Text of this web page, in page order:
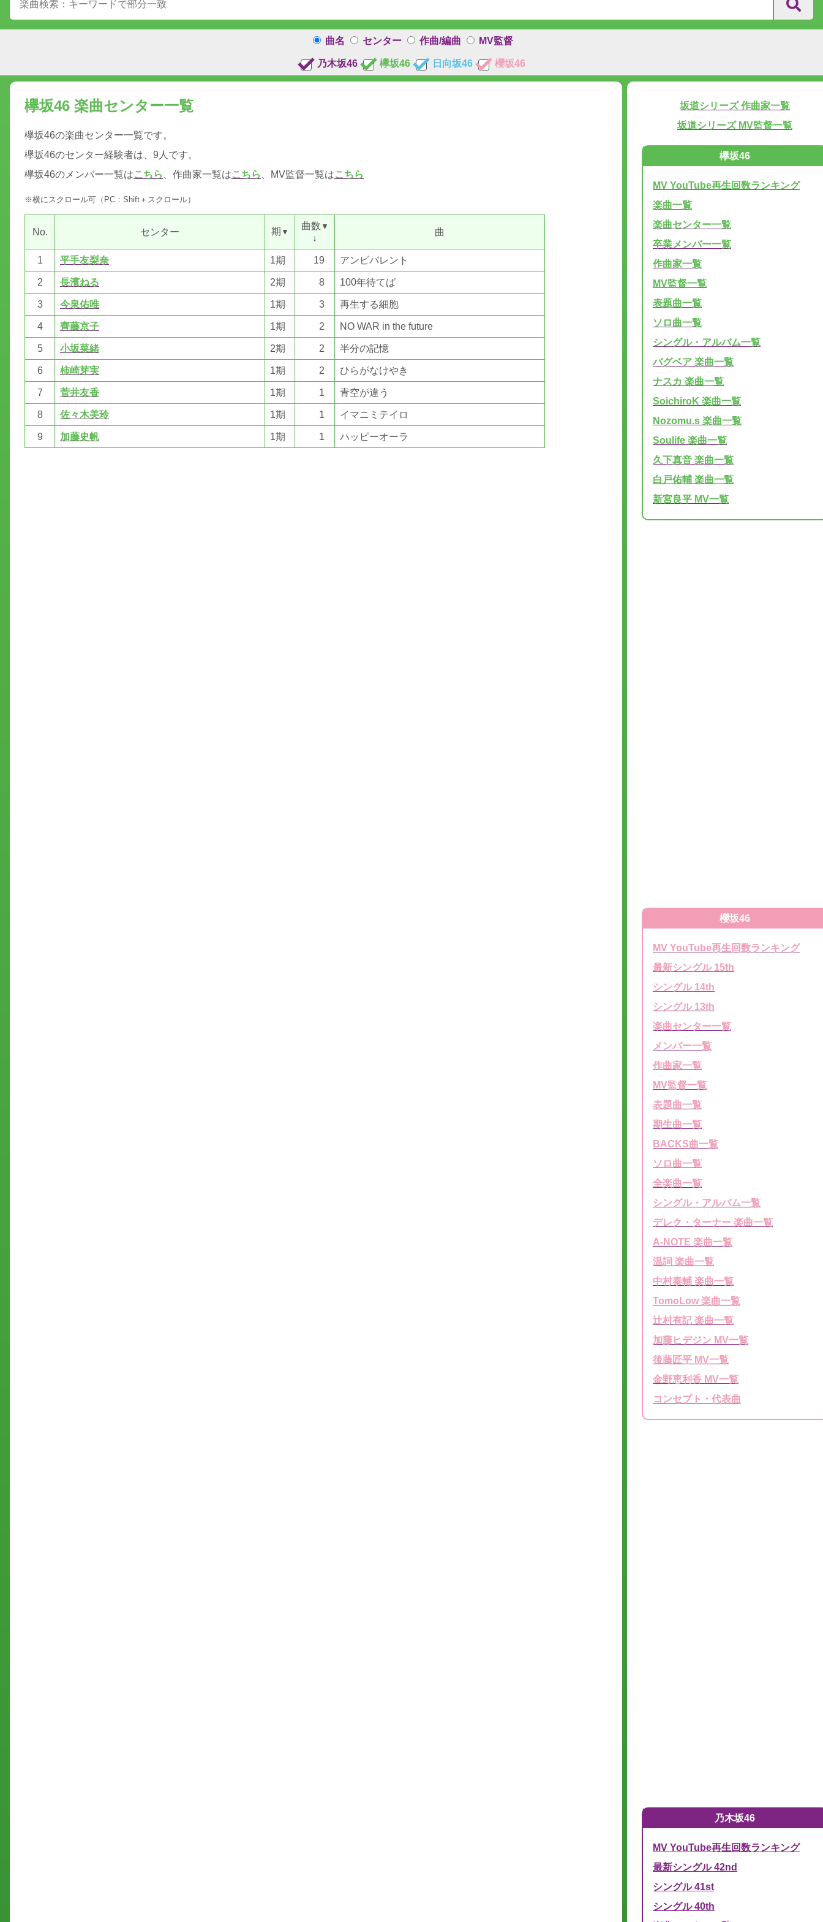
曲名 センター 作曲/編曲 MV監督
乃木坂46 欅坂46 日向坂46 櫻坂46
欅坂46 楽曲センター一覧
欅坂46の楽曲センター一覧です。
欅坂46のセンター経験者は、9人です。
欅坂46のメンバー一覧はこちら 、作曲家一覧はこちら 、MV監督一覧はこちら
※横にスクロール可（PC：Shift＋スクロール）
No. センター 期 ▼
曲数 ▼
↓
曲
1 平手友梨奈 1期 19 アンビバレント
2 長濱ねる 2期 8 100年待てば
3 今泉佑唯 1期 3 再生する細胞
4 齊藤京子 1期 2 NO WAR in the future
5 小坂菜緒 2期 2 半分の記憶
6 柿崎芽実 1期 2 ひらがなけやき
7 菅井友香 1期 1 青空が違う
8 佐々木美玲 1期 1 イマニミテイロ
9 加藤史帆 1期 1 ハッピーオーラ
坂道シリーズ 作曲家一覧
坂道シリーズ MV監督一覧
欅坂46
MV YouTube再生回数ランキング
楽曲一覧
楽曲センター一覧
卒業メンバー一覧
作曲家一覧
MV監督一覧
表題曲一覧
ソロ曲一覧
シングル・アルバム一覧
バグベア 楽曲一覧
ナスカ 楽曲一覧
SoichiroK 楽曲一覧
Nozomu.s 楽曲一覧
Soulife 楽曲一覧
久下真音 楽曲一覧
白戸佑輔 楽曲一覧
新宮良平 MV一覧
櫻坂46
MV YouTube再生回数ランキング
最新シングル 15th
シングル 14th
シングル 13th
楽曲センター一覧
メンバー一覧
作曲家一覧
MV監督一覧
表題曲一覧
期生曲一覧
BACKS曲一覧
ソロ曲一覧
全楽曲一覧
シングル・アルバム一覧
デレク・ターナー 楽曲一覧
A-NOTE 楽曲一覧
温詞 楽曲一覧
中村泰輔 楽曲一覧
TomoLow 楽曲一覧
辻村有記 楽曲一覧
加藤ヒデジン MV一覧
後藤匠平 MV一覧
金野恵利香 MV一覧
コンセプト・代表曲
乃木坂46
MV YouTube再生回数ランキング
最新シングル 42nd
シングル 41st
シングル 40th